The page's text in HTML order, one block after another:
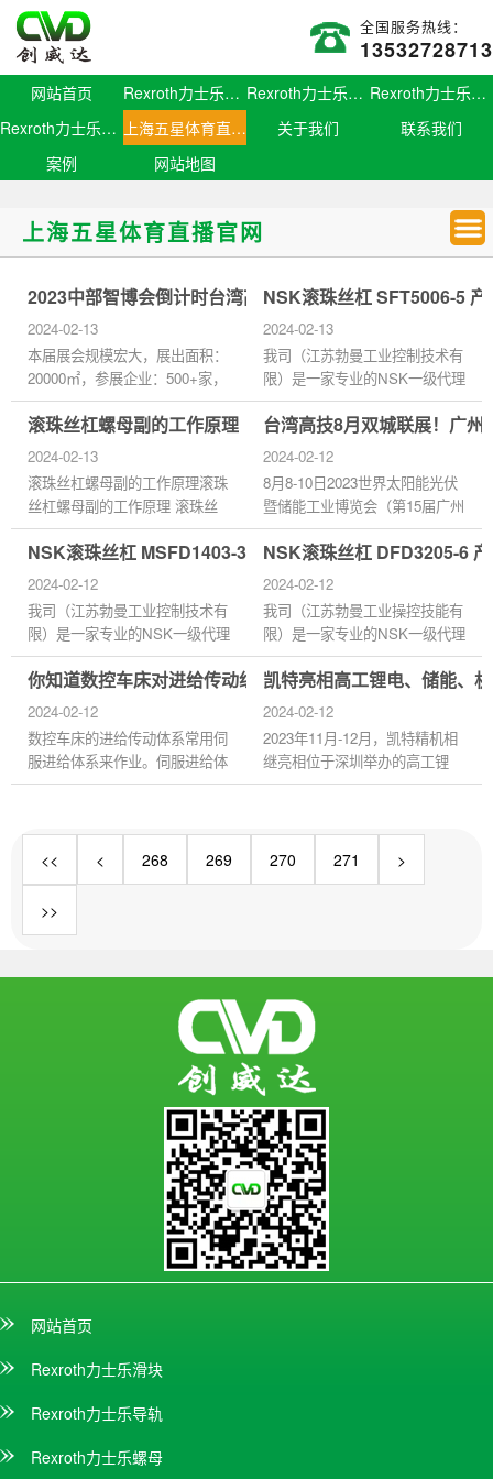
全国服务热线：
13532728713
网站首页 Rexroth力士乐滑块 Rexroth力士乐导轨
Rexroth力士乐螺母
Rexroth力士乐丝杆
上海五星体育直播官网 关于我们
联系我们
案例
网站地图
上海五星体育直播官网
2023中部智博会倒计时台湾高技邀您看大展！
2024-02-13
本届展会规模宏大，展出面积：
20000㎡，参展企业：500+家，
专业观众估计：20000+人/次...
NSK滚珠丝杠 SFT5006-5
2024-02-13
我司（江苏勃曼工业控制技术有
限）是一家专业的NSK一级代理
经销商，致力于销售、维修和加
工NSK品...
滚珠丝杠螺母副的工作原理
2024-02-13
滚珠丝杠螺母副的工作原理滚珠
丝杠螺母副的工作原理 滚珠丝
杠螺母副是数字控制机床中回转
运动转换为直...
台湾高技8月双城联展！广
2024-02-12
8月8-10日2023世界太阳能光伏
暨储能工业博览会（第15届广州
世界太阳能光伏储能展）在广州
·...
NSK滚珠丝杠 MSFD1403-3 产品讲解及相关知识分享
2024-02-12
我司（江苏勃曼工业控制技术有
限）是一家专业的NSK一级代理
经销商，致力于销售、维修和加
工NSK品...
NSK滚珠丝杠 DFD3205-6
2024-02-12
我司（江苏勃曼工业操控技能有
限）是一家专业的NSK一级代理
经销商，致力于出售、修理和加
工NSK品...
你知道数控车床对进给传动组织的要求吗？
2024-02-12
数控车床的进给传动体系常用伺
服进给体系来作业。伺服进给体
系的作用是依据数控体系传来的
凯特亮相高工锂电、储能、
2024-02-12
2023年11月-12月，凯特精机相
继亮相位于深圳举办的高工锂
电、储能、机器人三大年会，与
<< < 268 269 270 271 >
>>
网站首页
Rexroth力士乐滑块
Rexroth力士乐导轨
Rexroth力士乐螺母